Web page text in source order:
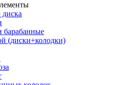
барабанные
(диски+колодки)